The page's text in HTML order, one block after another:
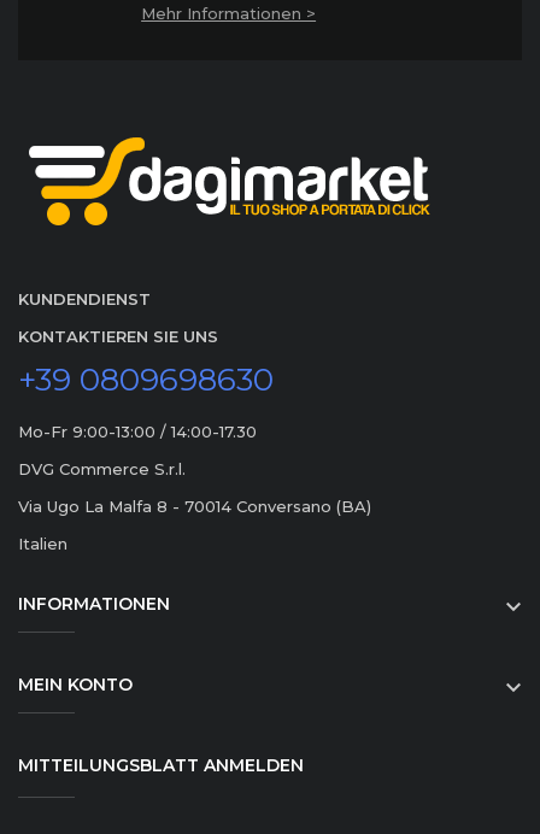
Mehr Informationen >
KUNDENDIENST
KONTAKTIEREN SIE UNS
+39 0809698630
Mo-Fr 9:00-13:00 / 14:00-17.30
DVG Commerce S.r.l.
Via Ugo La Malfa 8 - 70014 Conversano (BA)
Italien
INFORMATIONEN 
MEIN KONTO 
MITTEILUNGSBLATT ANMELDEN